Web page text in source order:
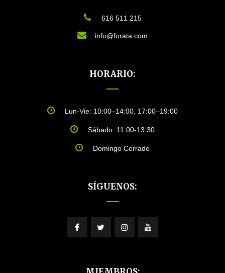
616 511 215
info@forata.com
HORARIO:
Lun-Vie: 10:00–14:00, 17:00–19:00
Sábado: 11:00-13:30
Domingo Cerrado
SÍGUENOS: